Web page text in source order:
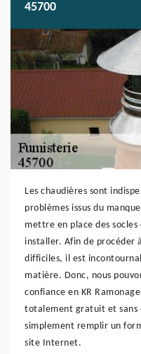
45700
Les chaudières sont
problèmes issus du
mettre en place des
installer. Afin de procéder
difficiles, il est
matière. Donc, nous
confiance en KR
totalement gratuit et sans
simplement remplir un
site Internet.